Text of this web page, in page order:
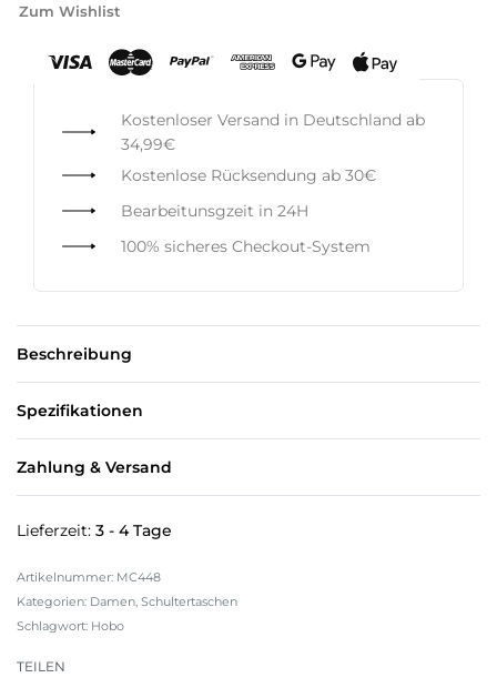
Zum Wishlist
Kostenloser Versand in Deutschland ab
34,99€
Kostenlose Rücksendung ab 30€
Bearbeitunsgzeit in 24H
100% sicheres Checkout-System
Beschreibung
Spezifikationen
Zahlung & Versand
Lieferzeit: 3 - 4 Tage
MC448
Kategorien: Damen, Schultertaschen
Schlagwort: Hobo
TEILEN